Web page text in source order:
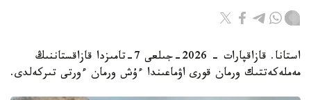
استانا. قازاقپارات - 2026-جىلعى 7-تامىزدا قازاقستاننىڭ
مەملەكەتتىك ورمان قورى اۋماعىندا ءۇش ورمان ءورتى تىركەلدى.